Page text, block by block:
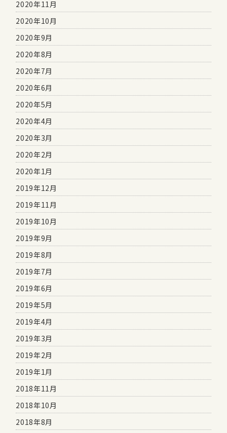
2020年11月
2020年10月
2020年9月
2020年8月
2020年7月
2020年6月
2020年5月
2020年4月
2020年3月
2020年2月
2020年1月
2019年12月
2019年11月
2019年10月
2019年9月
2019年8月
2019年7月
2019年6月
2019年5月
2019年4月
2019年3月
2019年2月
2019年1月
2018年11月
2018年10月
2018年8月